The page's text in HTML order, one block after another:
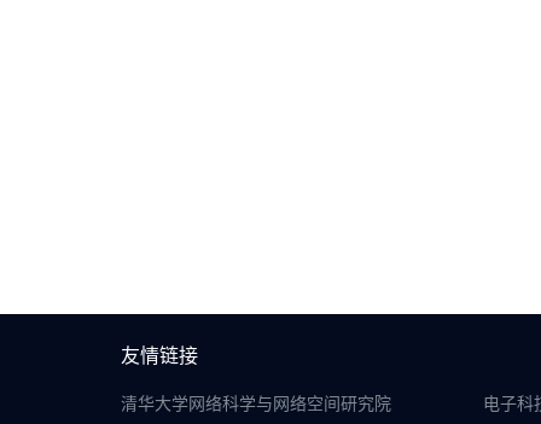
友情链接
清华大学网络科学与网络空间研究院
电子科